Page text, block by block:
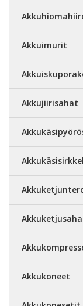
Akkuimurit
Akkujiirisahat
Akkukoneet